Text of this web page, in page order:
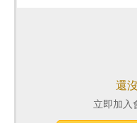
還
立即加入